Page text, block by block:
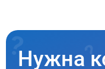
Нужна